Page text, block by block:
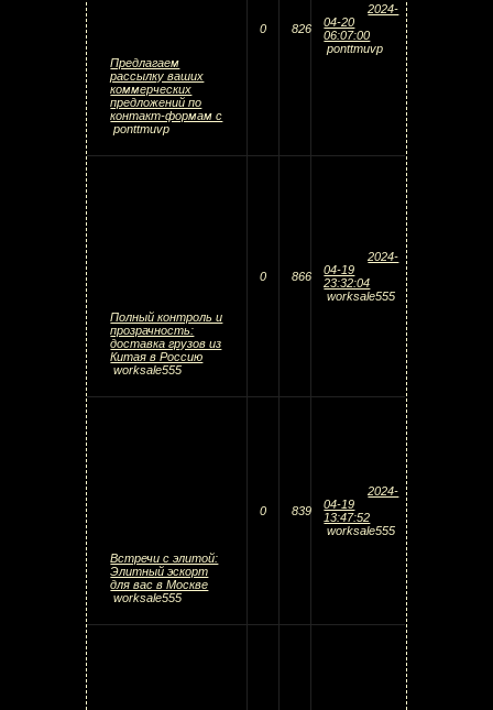
Предлагаем
рассылку ваших
коммерческих
предложений по
контакт-формам с
ponttmuvp
0 826
2024-
04-20
06:07:00
ponttmuvp
Полный контроль и
прозрачность:
доставка грузов из
Китая в Россию
worksale555
0 866
2024-
04-19
23:32:04
worksale555
Встречи с элитой:
Элитный эскорт
для вас в Москве
worksale555
0 839
2024-
04-19
13:47:52
worksale555